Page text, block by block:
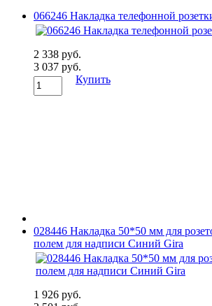
066246 Накладка телефонной
2 338 руб.
3 037 руб.
Купить
028446 Накладка 50*50 мм для
полем для надписи Синий Gira
1 926 руб.